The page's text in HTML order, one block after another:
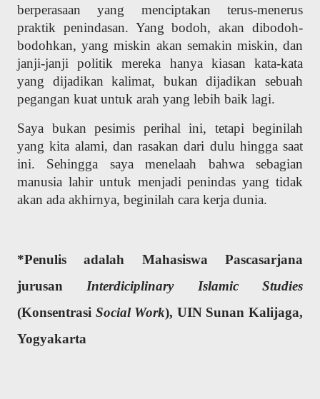
berperasaan yang menciptakan terus-menerus
praktik penindasan. Yang bodoh, akan dibodoh-
bodohkan, yang miskin akan semakin miskin, dan
janji-janji politik mereka hanya kiasan kata-kata
yang dijadikan kalimat, bukan dijadikan sebuah
pegangan kuat untuk arah yang lebih baik lagi.
Saya bukan pesimis perihal ini, tetapi beginilah
yang kita alami, dan rasakan dari dulu hingga saat
ini. Sehingga saya menelaah bahwa sebagian
manusia lahir untuk menjadi penindas yang tidak
akan ada akhirnya, beginilah cara kerja dunia.
*Penulis adalah Mahasiswa Pascasarjana
jurusan Interdiciplinary Islamic Studies
(Konsentrasi Social Work), UIN Sunan Kalijaga,
Yogyakarta